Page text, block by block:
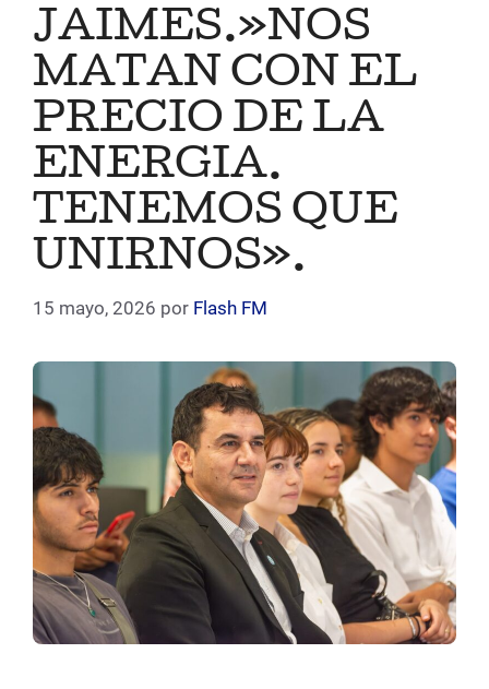
JAIMES.»NOS
MATAN CON EL
PRECIO DE LA
ENERGIA.
TENEMOS QUE
UNIRNOS».
15 mayo, 2026 por Flash FM